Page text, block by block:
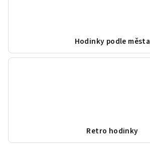
Hodinky podle města
Retro hodinky